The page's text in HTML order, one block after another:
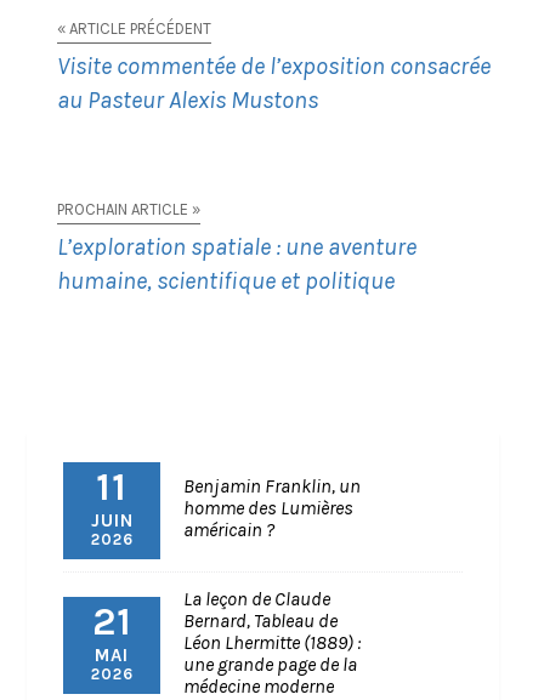
« ARTICLE PRÉCÉDENT
Visite commentée de l’exposition consacrée
au Pasteur Alexis Mustons
PROCHAIN ARTICLE »
L’exploration spatiale : une aventure
humaine, scientifique et politique
11
JUIN
2026
Benjamin Franklin, un
homme des Lumières
américain ?
21
MAI
2026
La leçon de Claude
Bernard, Tableau de
Léon Lhermitte (1889) :
une grande page de la
médecine moderne